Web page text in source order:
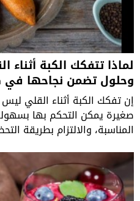
لماذا تتفكك الكبة
وحلول تضمن نجاحها في
إن تفكك الكبة أثناء القلي
صغيرة يمكن التحكم بها
المناسبة، والالتزام بطريقة